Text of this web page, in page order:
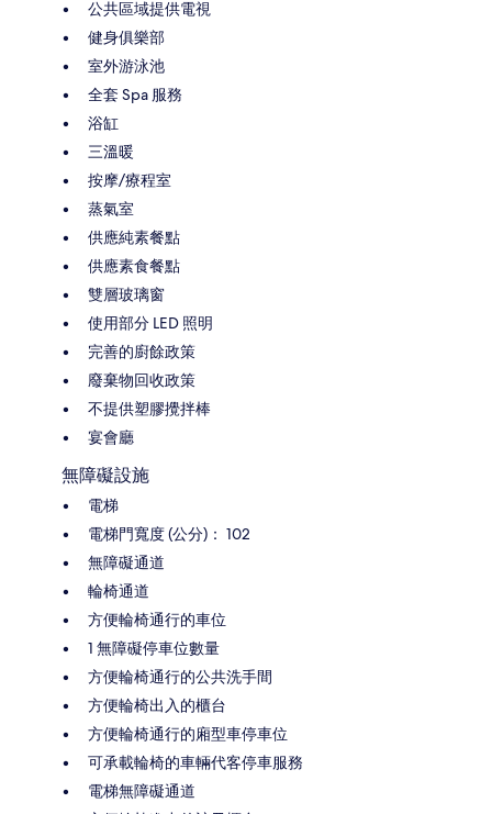
公共區域提供電視
健身俱樂部
室外游泳池
全套 Spa 服務
浴缸
三溫暖
按摩/療程室
蒸氣室
供應純素餐點
供應素食餐點
雙層玻璃窗
使用部分 LED 照明
完善的廚餘政策
廢棄物回收政策
不提供塑膠攪拌棒
宴會廳
無障礙設施
電梯
電梯門寬度 (公分)： 102
無障礙通道
輪椅通道
方便輪椅通行的車位
1 無障礙停車位數量
方便輪椅通行的公共洗手間
方便輪椅出入的櫃台
方便輪椅通行的廂型車停車位
可承載輪椅的車輛代客停車服務
電梯無障礙通道